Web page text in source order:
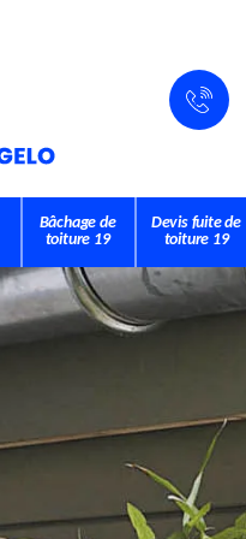
Bâchage de
toiture 19
Devis fuite de
toiture 19